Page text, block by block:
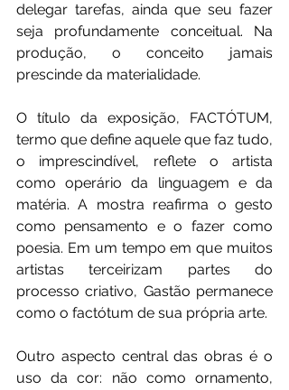
delegar tarefas, ainda que seu fazer
seja profundamente conceitual. Na
produção, o conceito jamais
prescinde da materialidade.
O título da exposição, FACTÓTUM,
termo que define aquele que faz tudo,
o imprescindível, reflete o artista
como operário da linguagem e da
matéria. A mostra reafirma o gesto
como pensamento e o fazer como
poesia. Em um tempo em que muitos
artistas terceirizam partes do
processo criativo, Gastão permanece
como o factótum de sua própria arte.
Outro aspecto central das obras é o
uso da cor: não como ornamento,